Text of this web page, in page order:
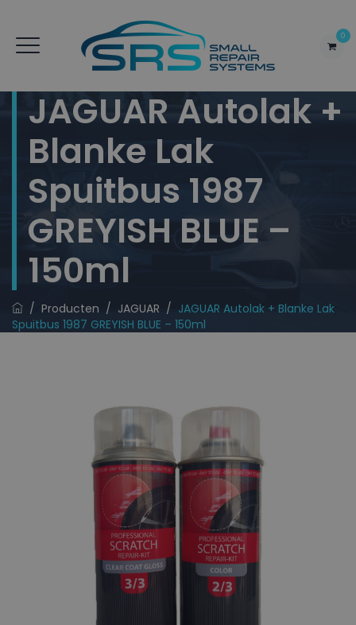
0
JAGUAR Autolak +
Blanke Lak
Spuitbus 1987
GREYISH BLUE –
150ml
/ Producten / JAGUAR / JAGUAR Autolak + Blanke Lak
Spuitbus 1987 GREYISH BLUE – 150ml